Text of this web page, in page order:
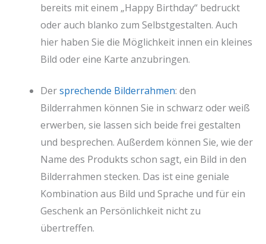
bereits mit einem „Happy Birthday“ bedruckt
oder auch blanko zum Selbstgestalten. Auch
hier haben Sie die Möglichkeit innen ein kleines
Bild oder eine Karte anzubringen.
Dersprechende Bilderrahmen: den
Bilderrahmen können Sie in schwarz oder weiß
erwerben, sie lassen sich beide frei gestalten
und besprechen. Außerdem können Sie, wie der
Name des Produkts schon sagt, ein Bild in den
Bilderrahmen stecken. Das ist eine geniale
Kombination aus Bild und Sprache und für ein
Geschenk an Persönlichkeit nicht zu
übertreffen.